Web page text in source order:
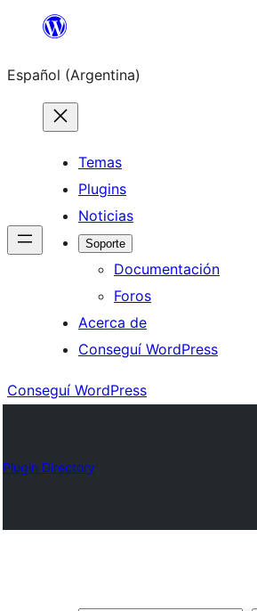
Saltar
contenido
Español (Argentina)
Temas
Plugins
Noticias
Soporte
Documentación
Foros
Acerca de
Conseguí WordPress
Conseguí WordPress
Plugin Directory